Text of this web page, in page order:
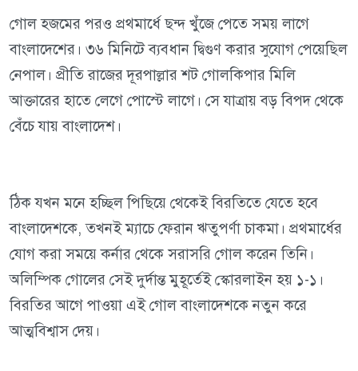
গোল হজমের পরও প্রথমার্ধে ছন্দ খুঁজে পেতে সময় লাগে
বাংলাদেশের। ৩৬ মিনিটে ব্যবধান দ্বিগুণ করার সুযোগ পেয়েছিল
নেপাল। প্রীতি রাজের দূরপাল্লার শট গোলকিপার মিলি
আক্তারের হাতে লেগে পোস্টে লাগে। সে যাত্রায় বড় বিপদ থেকে
বেঁচে যায় বাংলাদেশ।
ঠিক যখন মনে হচ্ছিল পিছিয়ে থেকেই বিরতিতে যেতে হবে
বাংলাদেশকে, তখনই ম্যাচে ফেরান ঋতুপর্ণা চাকমা। প্রথমার্ধের
যোগ করা সময়ে কর্নার থেকে সরাসরি গোল করেন তিনি।
অলিম্পিক গোলের সেই দুর্দান্ত মুহূর্তেই স্কোরলাইন হয় ১-১।
বিরতির আগে পাওয়া এই গোল বাংলাদেশকে নতুন করে
আত্মবিশ্বাস দেয়।